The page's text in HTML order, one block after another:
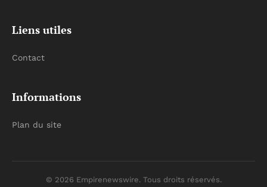
Liens utiles
Contact
Informations
Plan du site
© 2026 Empirenewswire. Tous droits réservés.